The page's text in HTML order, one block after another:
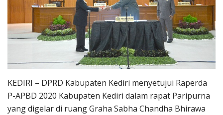
KEDIRI – DPRD Kabupaten Kediri menyetujui Raperda
P-APBD 2020 Kabupaten Kediri dalam rapat Paripurna
yang digelar di ruang Graha Sabha Chandha Bhirawa